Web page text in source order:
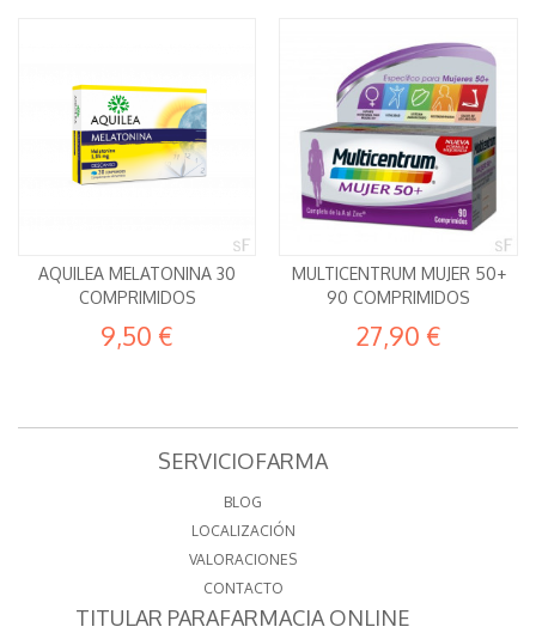
AQUILEA MELATONINA 30
COMPRIMIDOS
9,50 €
MULTICENTRUM MUJER 50+
90 COMPRIMIDOS
27,90 €
SERVICIOFARMA
BLOG
LOCALIZACIÓN
VALORACIONES
CONTACTO
TITULAR PARAFARMACIA ONLINE